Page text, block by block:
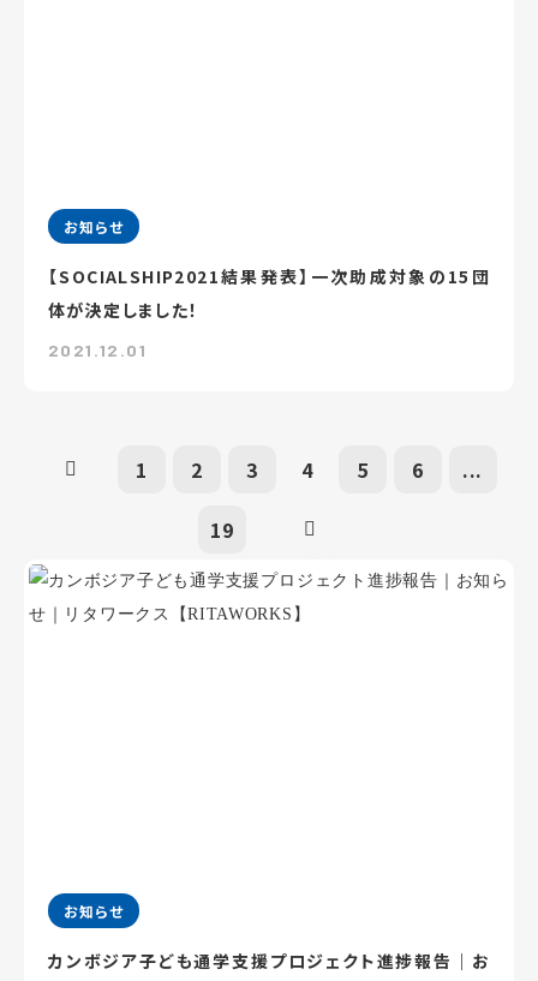
お知らせ
【SOCIALSHIP2021結果発表】一次助成対象の15団
体が決定しました！
2021.12.01
1 2 3 4 5 6 ...
19
お知らせ
カンボジア子ども通学支援プロジェクト進捗報告｜お